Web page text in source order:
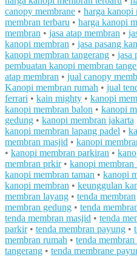
canopy membrane • harga kanopi
membran terbaru • harga kanopi
membran • jasa atap membran •
kanopi membran • jasa pasang
kanopi membran tangerang • jasa
pembuatan kanopi membran
atap membran • jual canopy
Kanopi membran rumah • jual
ferrari • kain mighty • kanopi
kanopi membran balon • kanopi
gedung • kanopi membran jakarta
kanopi membran lapang padel •
membran masjid • kanopi
• kanopi membran parkiran •
membran prkir• kanopi membran
kanopi membran taman • kanopi
kanopi membran • keunggulan
membran layang • tenda membran
membran gedung • tenda
tenda membran masjid • tenda
parkir• tenda membran payung •
membran rumah • tenda membran
tangerang • tenda membrane